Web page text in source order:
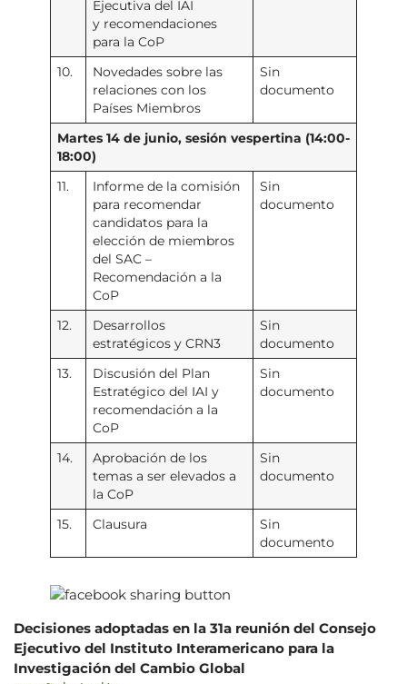
Ejecutiva del IAI
y recomendaciones
para la CoP
10.
Novedades sobre las
relaciones con los
Países Miembros
Sin
documento
Martes 14 de junio, sesión vespertina (14:00-
18:00)
11.
Informe de la comisión
para recomendar
candidatos para la
elección de miembros
del SAC –
Recomendación a la
CoP
Sin
documento
12.
Desarrollos
estratégicos y CRN3
Sin
documento
13.
Discusión del Plan
Estratégico del IAI y
recomendación a la
CoP
Sin
documento
14.
Aprobación de los
temas a ser elevados a
la CoP
Sin
documento
15. Clausura
Sin
documento
Decisiones adoptadas en la 31a reunión del Consejo
Ejecutivo del Instituto Interamericano para la
Investigación del Cambio Global